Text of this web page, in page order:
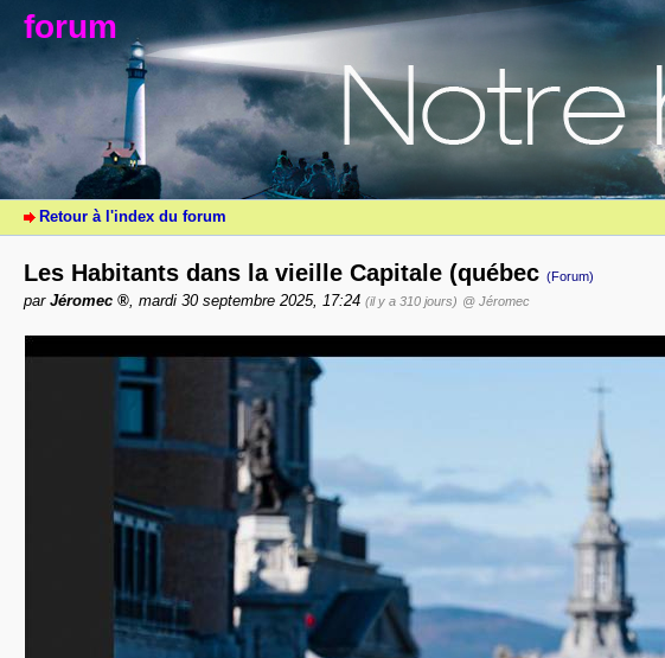
forum
Retour à l'index du forum
Les Habitants dans la vieille Capitale (québec (Forum)
par Jéromec , mardi 30 septembre 2025, 17:24 (il y a 310 jours) @ Jéromec